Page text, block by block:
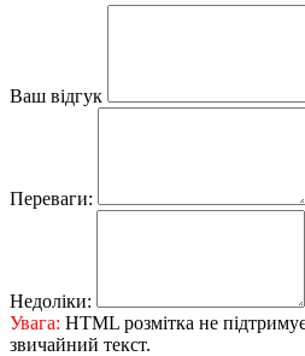
Ваш відгук
Переваги:
Недоліки:
Увага: HTML розмітка не
звичайний текст.